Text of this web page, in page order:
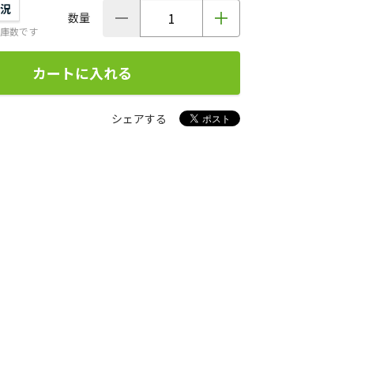
数です
数量
カートに入れる
シェアする